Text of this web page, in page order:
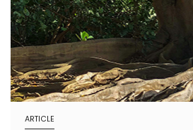
ARTICLE